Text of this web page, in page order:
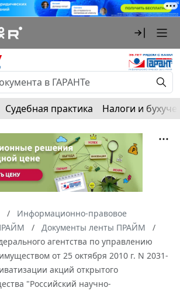
Судебная практика Налоги и
Информационно-правовое
Документы ленты ПРАЙМ
агентства по управлению
от 25 октября 2010 г. N 2031-
акций открытого
"Российский научно-